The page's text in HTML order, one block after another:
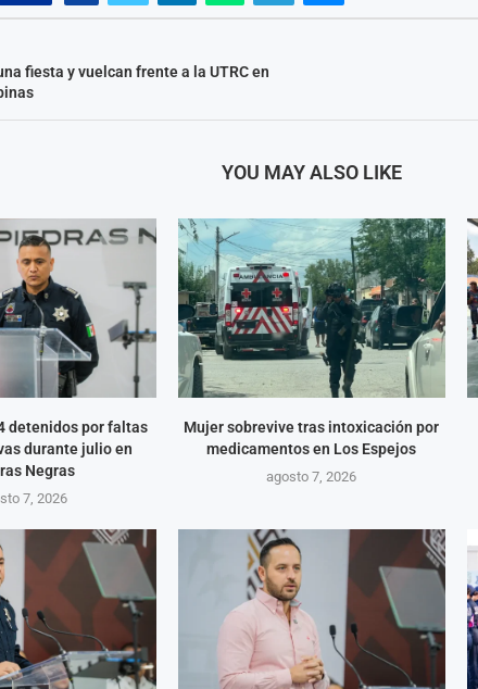
fiesta y vuelcan frente a la UTRC en
YOU MAY ALSO LIKE
detenidos por faltas
durante julio en
Negras
7, 2026
Mujer sobrevive tras intoxicación por
medicamentos en Los Espejos
agosto 7, 2026